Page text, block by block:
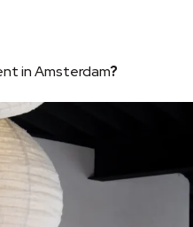
in Amsterdam?